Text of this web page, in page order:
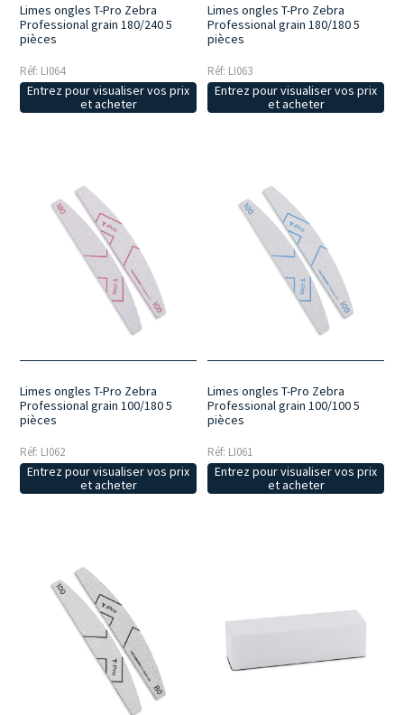
Limes ongles T-Pro Zebra
Professional grain 180/240 5
pièces
Réf: LI064
Entrez pour visualiser vos prix
et acheter
Limes ongles T-Pro Zebra
Professional grain 180/180 5
pièces
Réf: LI063
Entrez pour visualiser vos prix
et acheter
Limes ongles T-Pro Zebra
Professional grain 100/180 5
pièces
Réf: LI062
Entrez pour visualiser vos prix
et acheter
Limes ongles T-Pro Zebra
Professional grain 100/100 5
pièces
Réf: LI061
Entrez pour visualiser vos prix
et acheter